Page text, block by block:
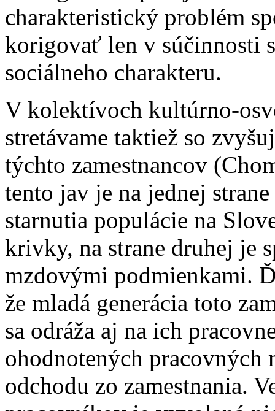
charakteristický problém
korigovať len v súčinnosti
sociálneho charakteru.
V kolektívoch kultúrno-
stretávame taktiež so
týchto zamestnancov
tento jav je na jednej
starnutia populácie na
krivky, na strane druhej je
mzdovými podmienkami.
že mladá generácia toto
sa odráža aj na ich
ohodnotených
odchodu zo zamestnania.